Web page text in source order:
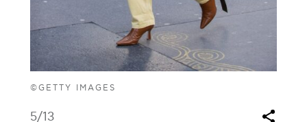
©GETTY IMAGES
5/13